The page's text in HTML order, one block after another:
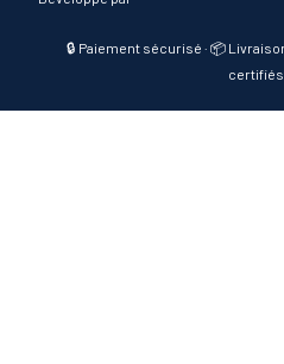
🔒 Paiement sécurisé · 📦
certifiés